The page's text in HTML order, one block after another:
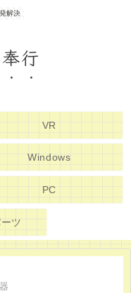
解決
行
VR
Windows
PC
ツ